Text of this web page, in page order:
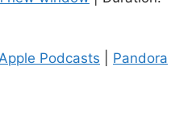
Podcasts
Pandora